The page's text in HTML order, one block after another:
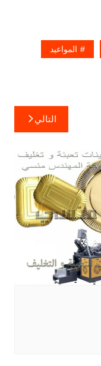
المواعيد
التالي